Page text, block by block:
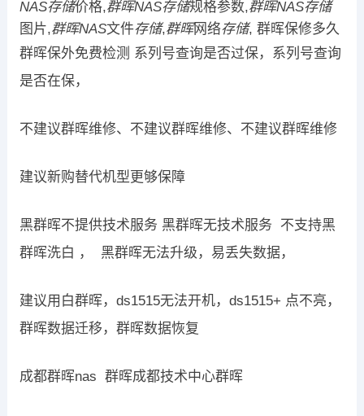
NAS存储价格,群晖NAS存储规格参数,群晖NAS存储
图片,群晖NAS文件存储,群晖网络存储, 群晖保修多久
群晖保外免费检测 系列号查询是否过保，系列号查询
是否在保，
不建议群晖维修、不建议群晖维修、不建议群晖维修
建议新购替代机型更够保障
黑群晖不提供技术服务 黑群晖无技术服务 不支持黑
群晖洗白 ， 黑群晖无法升级，易丢失数据，
建议用白群晖，ds1515无法开机，ds1515+ 点不亮，
群晖数据迁移，群晖数据恢复
成都群晖nas 群晖成都技术中心群晖